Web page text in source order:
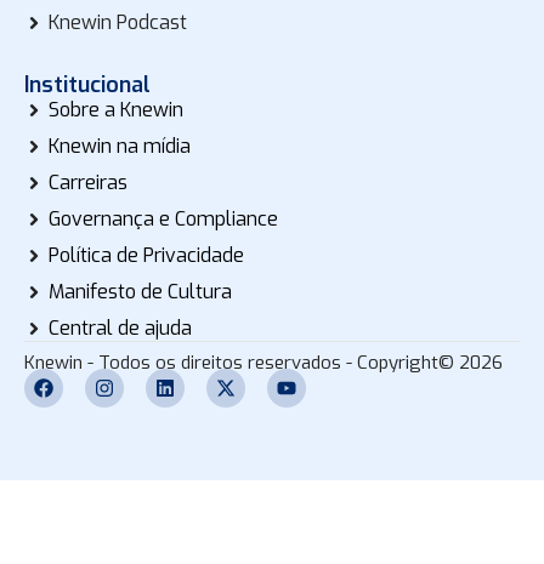
Knewin Podcast
Institucional
Sobre a Knewin
Knewin na mídia
Carreiras
Governança e Compliance
Política de Privacidade
Manifesto de Cultura
Central de ajuda
Knewin - Todos os direitos reservados - Copyright© 2026